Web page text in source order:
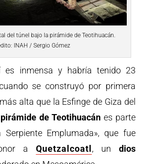
del túnel bajo la pirámide de Teotihuacán.
INAH / Sergio Gómez
es inmensa y habría tenido 23
se construyó por primera
alta que la Esfinge de Giza del
pirámide de Teotihuacán es parte
Emplumada», que fue
a Quetzalcoatl , un dios